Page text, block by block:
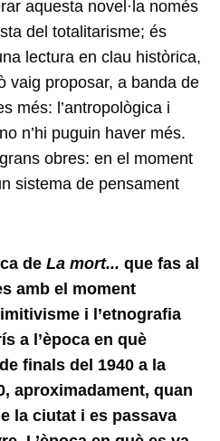
aquesta novel·la només
del totalitarisme; és
lectura en clau històrica,
vaig proposar, a banda de
més: l’antropològica i
n’hi puguin haver més.
obres: en el moment
sistema de pensament
de La mort... que fas al
amb el moment
i l’etnografia
a l’època en què
finals del 1940 a la
aproximadament, quan
la ciutat i es passava